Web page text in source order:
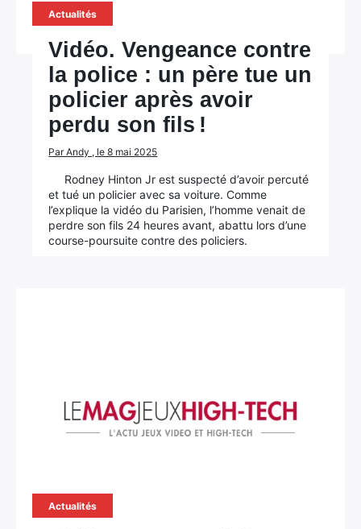
Actualités
Vidéo. Vengeance contre
la police : un père tue un
policier après avoir
perdu son fils !
Par Andy , le 8 mai 2025
Rodney Hinton Jr est suspecté d’avoir percuté
et tué un policier avec sa voiture. Comme
l’explique la vidéo du Parisien, l’homme venait de
perdre son fils 24 heures avant, abattu lors d’une
course-poursuite contre des policiers.
Actualités